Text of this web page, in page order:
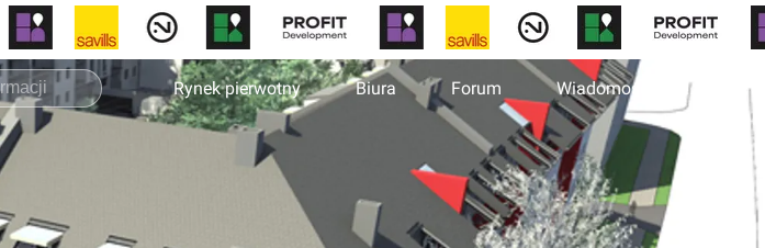
Rynek pierwotny Biura Forum Wiadomości